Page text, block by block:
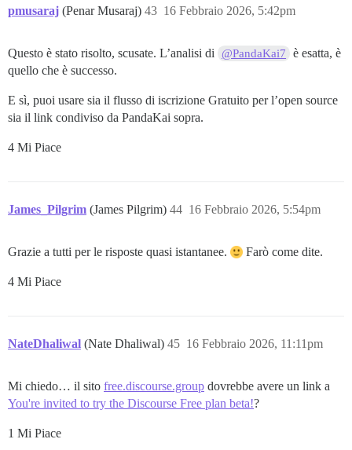
pmusaraj (Penar Musaraj) 16 Febbraio 2026, 5:42pm
43
Questo è stato risolto, scusate. L’analisi di @PandaKai7
è esatta, è
quello che è successo.
E sì, puoi usare sia il flusso di iscrizione Gratuito per l’open source
sia il link condiviso da PandaKai sopra.
4 Mi Piace
James_Pilgrim (James Pilgrim) 16 Febbraio 2026, 5:54pm
44
Grazie a tutti per le risposte quasi istantanee. Farò come dite.
4 Mi Piace
NateDhaliwal (Nate Dhaliwal) 16 Febbraio 2026, 11:11pm
45
Mi chiedo… il sito free.discourse.group dovrebbe avere un link a
You're invited to try the Discourse Free plan beta!?
1 Mi Piace